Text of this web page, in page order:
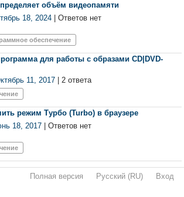
объём видеопамяти
18, 2024 | Ответов нет
обеспечение
для работы с образами CD|DVD-
11, 2017 | 2 ответа
режим Турбо (Turbo) в браузере
18, 2017 | Ответов нет
Полная версия Русский (RU) Вход